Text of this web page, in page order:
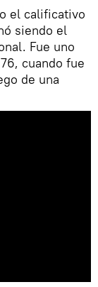
el calificativo
siendo el
Fue uno
cuando fue
de una